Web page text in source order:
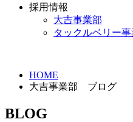
採用情報
大吉事業部
タックルベリー事
HOME
大吉事業部 ブログ
BLOG